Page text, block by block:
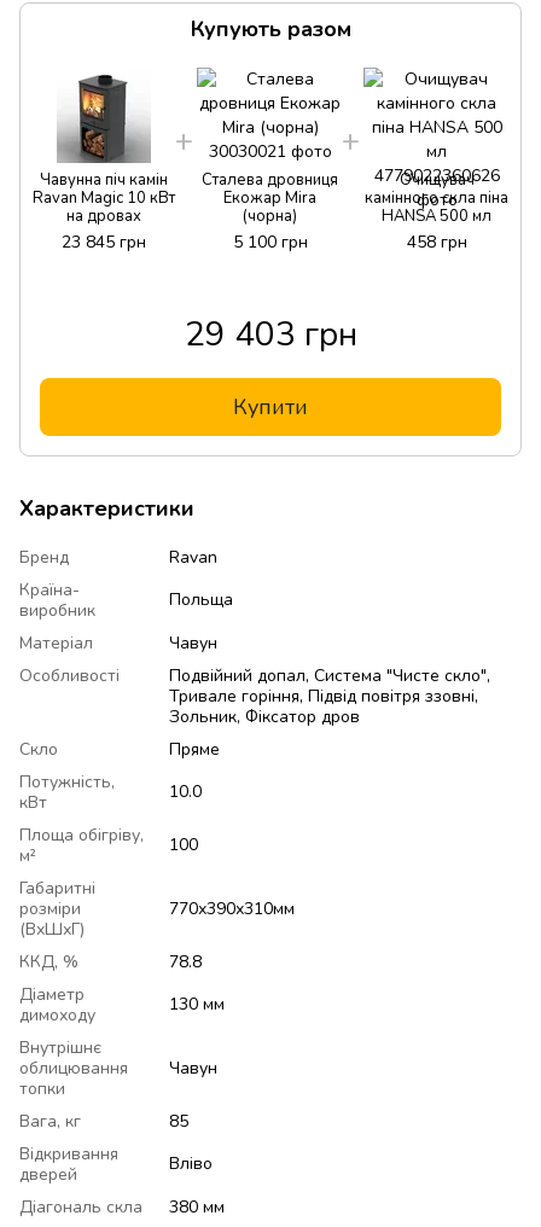
Купують разом
Чавунна піч камін
Ravan Magic 10 кВт
на дровах
23 845 грн
Сталева дровниця
Екожар Mira
(чорна)
5 100 грн
Очищувач
камінного скла піна
HANSA 500 мл
458 грн
29 403 грн
Купити
Характеристики
Бренд
Ravan
Країна-
виробник
Польща
Матеріал
Чавун
Особливості
Подвійний допал, Система "Чисте скло",
Тривале горіння, Підвід повітря ззовні,
Зольник, Фіксатор дров
Скло
Пряме
Потужність,
кВт
10.0
Площа обігріву,
м²
100
Габаритні
розміри
(ВхШхГ)
770х390х310мм
ККД, %
78.8
Діаметр
димоходу
130 мм
Внутрішнє
облицювання
топки
Чавун
Вага, кг
85
Відкривання
дверей
Вліво
Діагональ скла
380 мм